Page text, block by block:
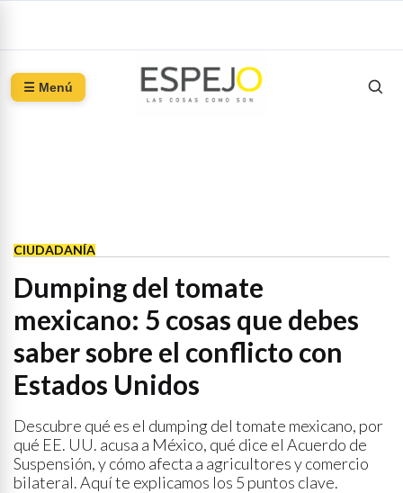
☰ Menú
CIUDADANÍA
Dumping del tomate
mexicano: 5 cosas que debes
saber sobre el conflicto con
Estados Unidos
Descubre qué es el dumping del tomate mexicano, por
qué EE. UU. acusa a México, qué dice el Acuerdo de
Suspensión, y cómo afecta a agricultores y comercio
bilateral. Aquí te explicamos los 5 puntos clave.